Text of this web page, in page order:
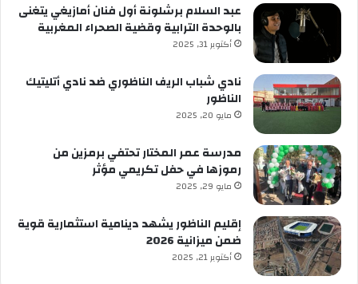
عبد السلام برشلونة أول فنان أمازيغي يتغنى
بالوحدة الترابية وقضية الصحراء المغربية
أكتوبر 31, 2025
نادي شباب الريف الناظوري ضد نادي أتليتيك
الناظور
مايو 20, 2025
مدرسة عمر المختار تحتفي برمزين من
رموزها في حفل تكريمي مؤثر
مايو 29, 2025
إقليم الناظور يشهد دينامية استثمارية قوية
ضمن ميزانية 2026
أكتوبر 21, 2025